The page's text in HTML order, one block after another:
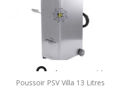
Poussoir PSV Villa 13 Litres
 Aperçu rapide